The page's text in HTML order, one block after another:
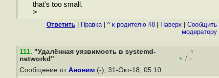
that's too small.
>
Ответить Правка| ^ к родителю #8 Наверх
Cообщить
модератору
111. "Удалённая уязвимость в systemd-
networkd"
–1
+ / –
Сообщение от Аноним (-), 31-Окт-18, 05:10